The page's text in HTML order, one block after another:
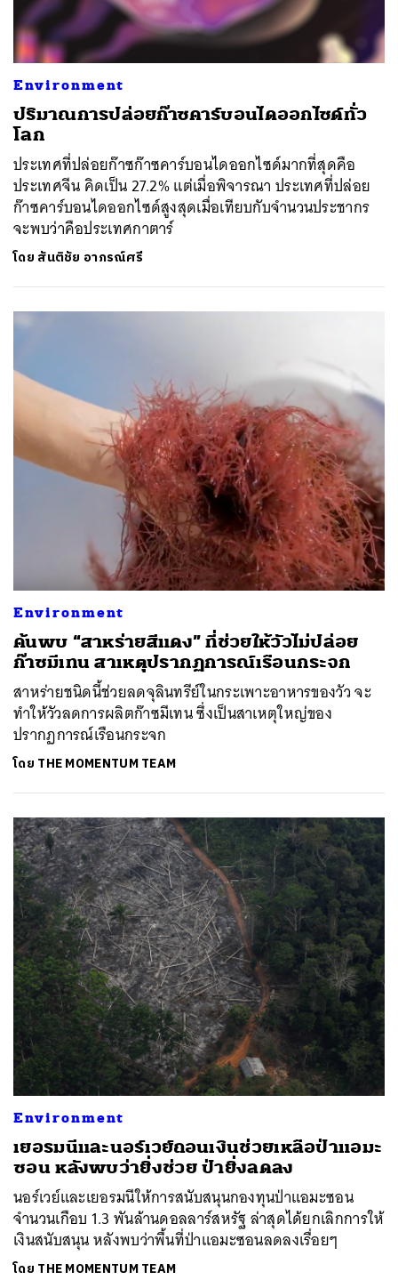
Environment
ปริมาณการปล่อยก๊าซคาร์บอนไดออกไซด์ทั่ว
โลก
ประเทศที่ปล่อยก๊าซก๊าซคาร์บอนไดออกไซด์มากที่สุดคือ
ประเทศจีน คิดเป็น 27.2% แต่เมื่อพิจารณา ประเทศที่ปล่อย
ก๊าซคาร์บอนไดออกไซด์สูงสุดเมื่อเทียบกับจำนวนประชากร
จะพบว่าคือประเทศกาตาร์
โดย สันติชัย อาภรณ์ศรี
Environment
ค้นพบ “สาหร่ายสีแดง” ที่ช่วยให้วัวไม่ปล่อย
ก๊าซมีเทน สาเหตุปรากฏการณ์เรือนกระจก
สาหร่ายชนิดนี้ช่วยลดจุลินทรีย์ในกระเพาะอาหารของวัว จะ
ทำให้วัวลดการผลิตก๊าซมีเทน ซึ่งเป็นสาเหตุใหญ่ของ
ปรากฏการณ์เรือนกระจก
โดย THE MOMENTUM TEAM
Environment
เยอรมนีและนอร์เวย์ถอนเงินช่วยเหลือป่าแอมะ
ซอน หลังพบว่ายิ่งช่วย ป่ายิ่งลดลง
นอร์เวย์และเยอรมนีให้การสนับสนุนกองทุนป่าแอมะซอน
จำนวนเกือบ 1.3 พันล้านดอลลาร์สหรัฐ ล่าสุดได้ยกเลิกการให้
เงินสนับสนุน หลังพบว่าพื้นที่ป่าแอมะซอนลดลงเรื่อยๆ
โดย THE MOMENTUM TEAM
SHARE